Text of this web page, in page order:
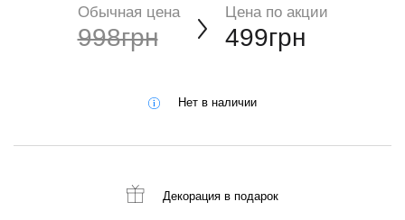
Обычная цена
998грн
Цена по акции
499грн
Нет в наличии
Декорация в подарок